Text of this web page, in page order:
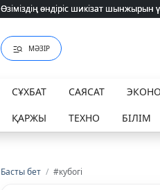
Өзіміздің өндіріс шикізат шынжырын
Өзіміздің өндіріс шикізат шынжырын
МӘЗІР
СҰХБАТ САЯСАТ
ҚАРЖЫ
ТЕХНО БІЛІМ
Басты бет / #кубогі